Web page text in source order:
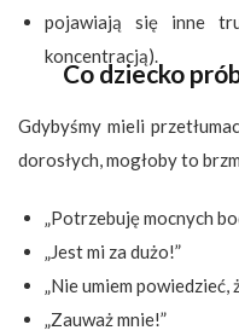
pojawiają się inne
koncentracją).
Co dziecko
Gdybyśmy mieli
dorosłych, mogłoby to
„Potrzebuję mocnych
„Jest mi za dużo!”
„Nie umiem powiedzieć,
„Zauważ mnie!”